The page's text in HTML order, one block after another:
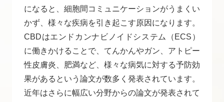
になると、細胞間コミュニケーションがうまくい
かず、様々な疾病を引き起こす原因になります。
CBDはエンドカンナビノイドシステム（ECS）
に働きかけることで、てんかんやガン、アトピー
性皮膚炎、肥満など、様々な病気に対する予防効
果があるという論文が数多く発表されています。
近年はさらに幅広い分野からの論文が発表されて